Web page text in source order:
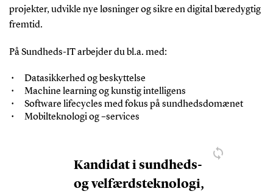
projekter, udvikle nye løsninger og sikre en digital bæredygtig
fremtid.
På Sundheds-IT arbejder du bl.a. med:
Datasikkerhed og beskyttelse
Machine learning og kunstig intelligens
Software lifecycles med fokus på sundhedsdomænet
Mobilteknologi og –services